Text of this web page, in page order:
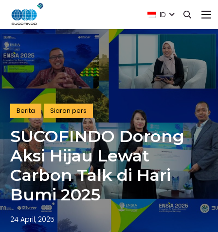
ID
Berita Siaran pers
SUCOFINDO Dorong
Aksi Hijau Lewat
Carbon Talk di Hari
Bumi 2025
24 April, 2025